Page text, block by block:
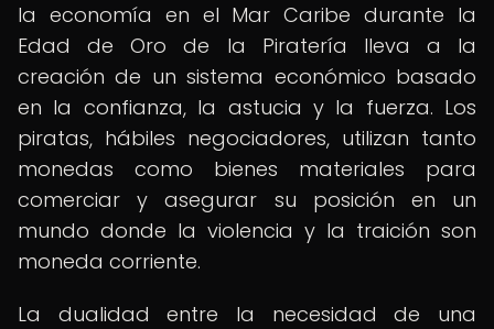
la economía en el Mar Caribe durante la
Edad de Oro de la Piratería lleva a la
creación de un sistema económico basado
en la confianza, la astucia y la fuerza. Los
piratas, hábiles negociadores, utilizan tanto
monedas como bienes materiales para
comerciar y asegurar su posición en un
mundo donde la violencia y la traición son
moneda corriente.
La dualidad entre la necesidad de una